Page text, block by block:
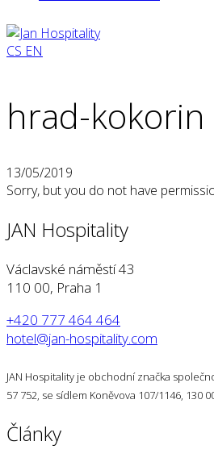
CS EN
hrad-kokorin
13/05/2019
Sorry, but you do not have
JAN Hospitality
Václavské náměstí 43
110 00, Praha 1
+420 777 464 464
hotel@jan-hospitality.com
JAN Hospitality je obchodní značka
57 752, se sídlem Koněvova 107/1146, 130
Články